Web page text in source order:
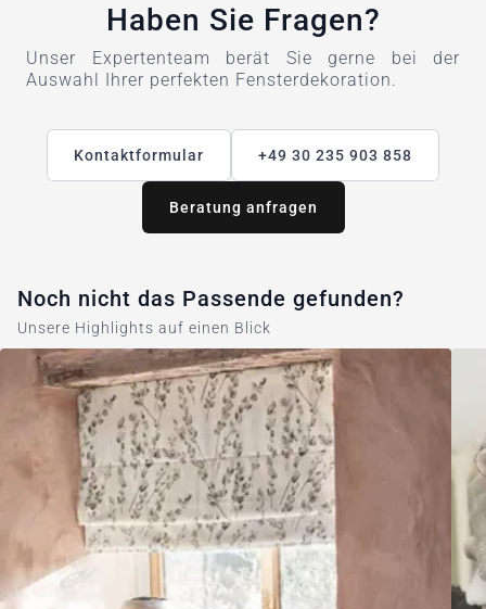
Haben Sie Fragen?
Unser Expertenteam berät Sie gerne bei der
Auswahl Ihrer perfekten Fensterdekoration.
Kontaktformular +49 30 235 903 858
Beratung anfragen
Noch nicht das Passende gefunden?
Unsere Highlights auf einen Blick